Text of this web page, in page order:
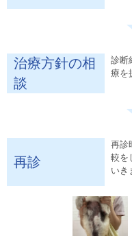
治療方針の相
談
診断
療を
再診
再診
較を
いき